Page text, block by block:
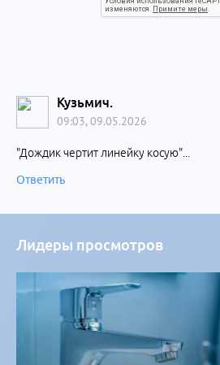
Кузьмич.
09:03, 09.05.2026
"Дождик чертит линейку косую"...
Ответить
Лидеры просмотров